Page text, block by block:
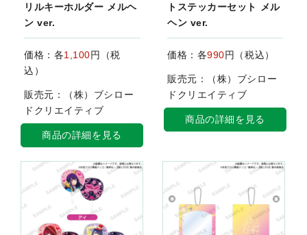
リルキーホルダー メルヘ
ン ver.
価格：各1,100円（税
込）
販売元：（株）ブシロー
ドクリエイティブ
商品の詳細を見る
トステッカーセット メル
ヘン ver.
価格：各990円（税込）
販売元：（株）ブシロー
ドクリエイティブ
商品の詳細を見る